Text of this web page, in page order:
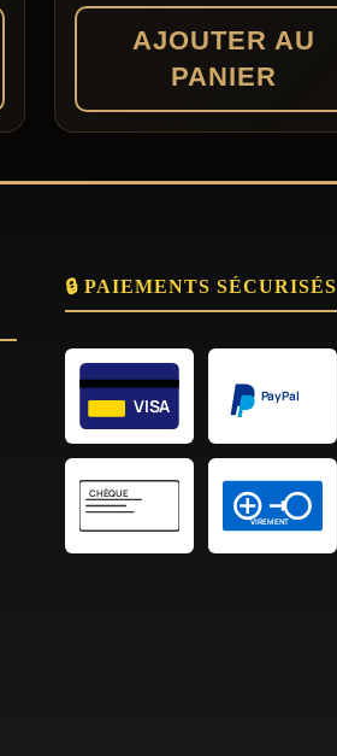
AJOUTER AU
PANIER
🔒 PAIEMENTS SÉCURISÉS
VISA PayPal
CHÈQUE
VIREMENT